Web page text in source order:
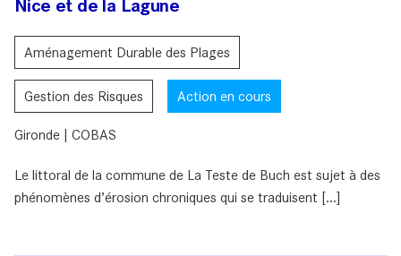
Nice et de la Lagune
Aménagement Durable des Plages
Gestion des Risques Action en cours
Gironde | COBAS
Le littoral de la commune de La Teste de Buch est sujet à des
phénomènes d’érosion chroniques qui se traduisent [...]